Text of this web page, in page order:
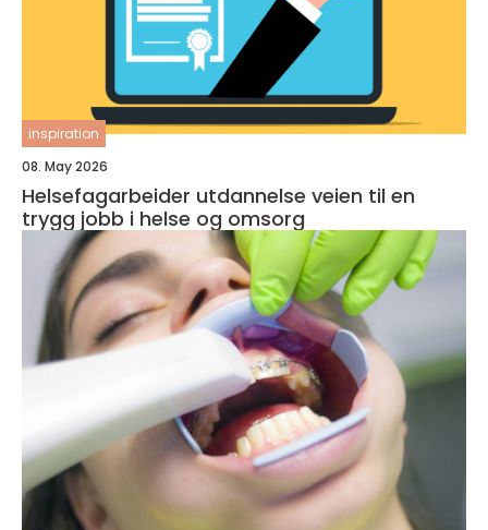
inspiration
08. May 2026
Helsefagarbeider utdannelse veien til en
trygg jobb i helse og omsorg